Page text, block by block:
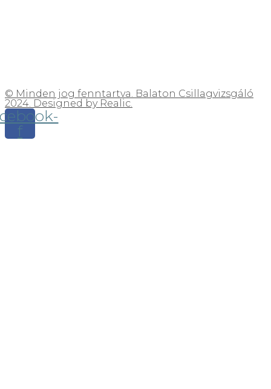
© Minden jog fenntartva. Balaton Csillagvizsgáló
2024. Designed by Realic.
f